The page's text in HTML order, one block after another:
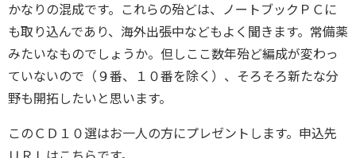
かなりの混成です。これらの殆どは、ノートブックＰＣに
も取り込んであり、海外出張中などもよく聞きます。常備薬
みたいなものでしょうか。但しここ数年殆ど編成が変わっ
ていないので（９番、１０番を除く）、そろそろ新たな分
野も開拓したいと思います。
このＣＤ１０選はお一人の方にプレゼントします。申込先